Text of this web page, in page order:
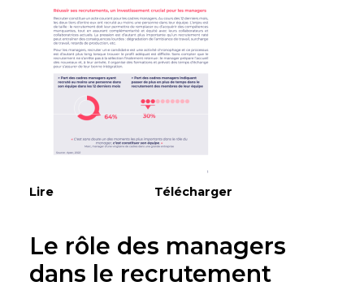
Lire Télécharger
Le rôle des managers
dans le recrutement